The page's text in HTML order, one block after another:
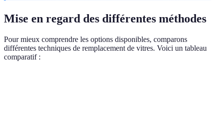
Mise en regard des différentes méthodes
Pour mieux comprendre les options disponibles, comparons
différentes techniques de remplacement de vitres. Voici un tableau
comparatif :